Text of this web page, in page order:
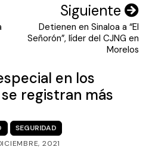
Siguiente
Detienen en Sinaloa a “El
Señorón”, líder del CJNG en
Morelos
en los
registran más
SEGURIDAD
2021